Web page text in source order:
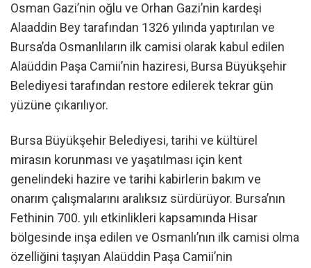
Osman Gazi’nin oğlu ve Orhan Gazi’nin kardeşi
Alaaddin Bey tarafından 1326 yılında yaptırılan ve
Bursa’da Osmanlıların ilk camisi olarak kabul edilen
Alaüddin Paşa Camii’nin haziresi, Bursa Büyükşehir
Belediyesi tarafından restore edilerek tekrar gün
yüzüne çıkarılıyor.
Bursa Büyükşehir Belediyesi, tarihi ve kültürel
mirasın korunması ve yaşatılması için kent
genelindeki hazire ve tarihi kabirlerin bakım ve
onarım çalışmalarını aralıksız sürdürüyor. Bursa’nın
Fethinin 700. yılı etkinlikleri kapsamında Hisar
bölgesinde inşa edilen ve Osmanlı’nın ilk camisi olma
özelliğini taşıyan Alaüddin Paşa Camii’nin